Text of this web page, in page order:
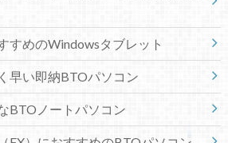
すめのWindowsタブレット
早い即納BTOパソコン
BTOノートパソコン